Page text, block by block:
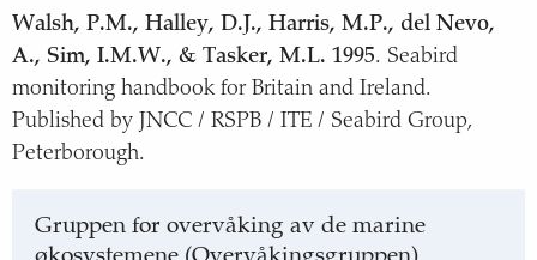
Walsh, P.M., Halley, D.J., Harris, M.P., del Nevo,
A., Sim, I.M.W., & Tasker, M.L. 1995. Seabird
monitoring handbook for Britain and Ireland.
Published by JNCC / RSPB / ITE / Seabird Group,
Peterborough.
Gruppen for overvåking av de marine